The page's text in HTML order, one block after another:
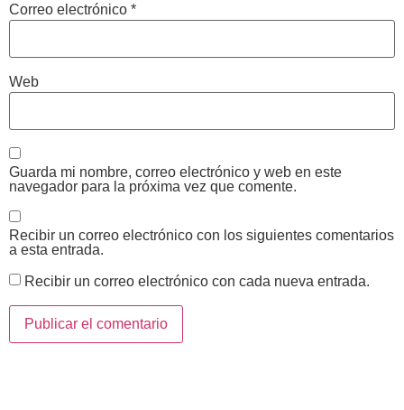
Correo electrónico *
Web
Guarda mi nombre, correo electrónico y web en este
navegador para la próxima vez que comente.
Recibir un correo electrónico con los siguientes comentarios
a esta entrada.
Recibir un correo electrónico con cada nueva entrada.